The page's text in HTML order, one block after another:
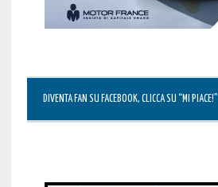
DIVENTA FAN SU FACEBOOK, CLICCA SU “MI PIACE!”